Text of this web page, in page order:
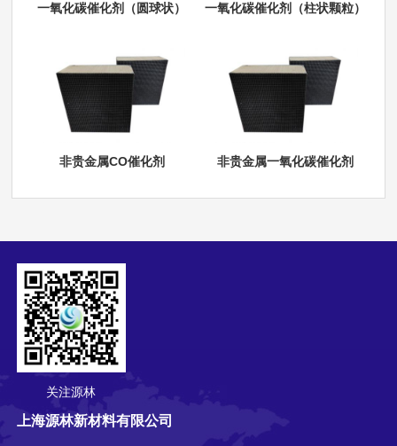
一氧化碳催化剂（圆球状） 一氧化碳催化剂（柱状颗粒）
非贵金属CO催化剂 非贵金属一氧化碳催化剂
关注源林
上海源林新材料有限公司